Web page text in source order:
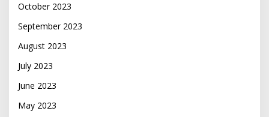
October 2023
September 2023
August 2023
July 2023
June 2023
May 2023